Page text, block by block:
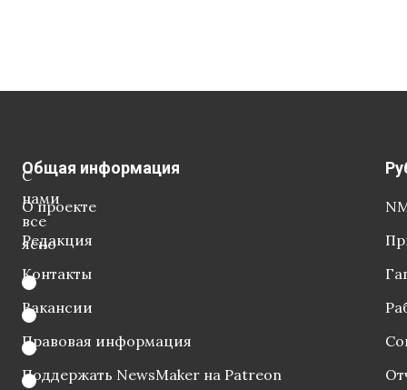
С
нами
все
ясно
Общая информация
О проекте
Редакция
Контакты
Вакансии
Правовая информация
Поддержать NewsMaker на Patreon